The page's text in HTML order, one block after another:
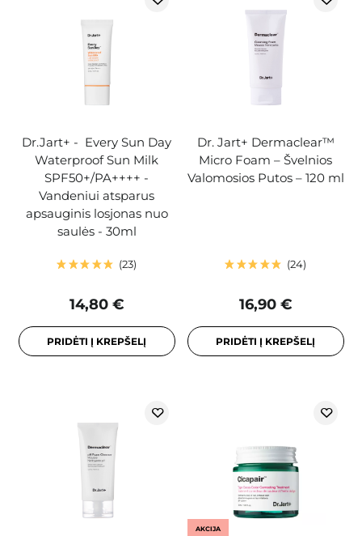
Dr.Jart+ - Every Sun Day
Waterproof Sun Milk
SPF50+/PA++++ -
Vandeniui atsparus
apsauginis losjonas nuo
saulės - 30ml
23
14,80 €
PRIDĖTI Į KREPŠELĮ
Dr. Jart+ Dermaclear™
Micro Foam – Švelnios
Valomosios Putos – 120 ml
24
16,90 €
PRIDĖTI Į KREPŠELĮ
AKCIJA